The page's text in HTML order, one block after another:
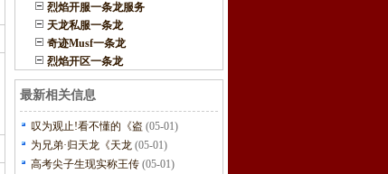
烈焰开服一条龙服务
天龙私服一条龙
奇迹Musf一条龙
烈焰开区一条龙
最新相关信息
叹为观止!看不懂的《盗 (05-01)
为兄弟·归天龙《天龙 (05-01)
高考尖子生现实称王传 (05-01)